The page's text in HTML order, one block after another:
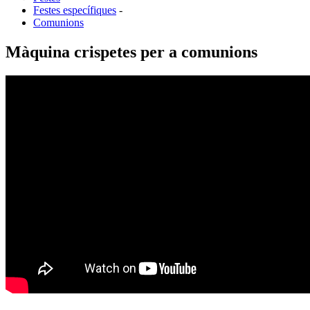
Festes específiques -
Comunions
Màquina crispetes per a comunions